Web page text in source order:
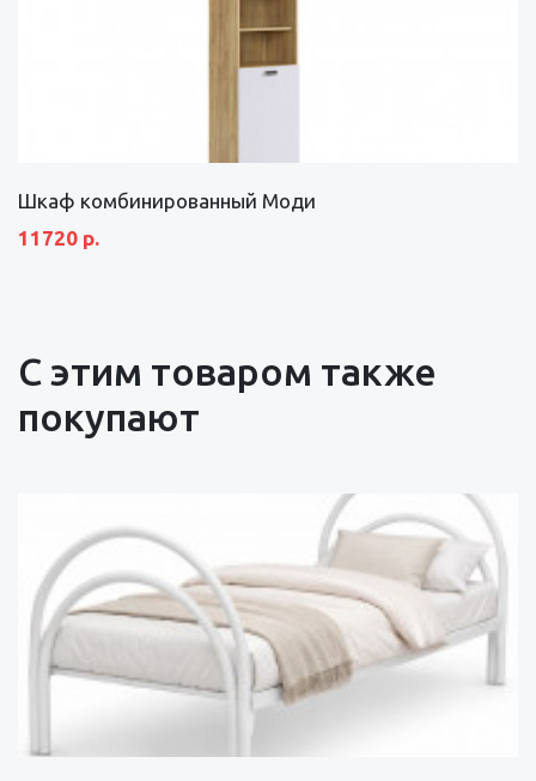
Шкаф комбинированный Моди
11720 р.
С этим товаром также
покупают